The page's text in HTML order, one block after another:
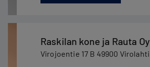
Raskilan kone ja Rauta Oy
Virojoentie 17 B 49900 Virolahti